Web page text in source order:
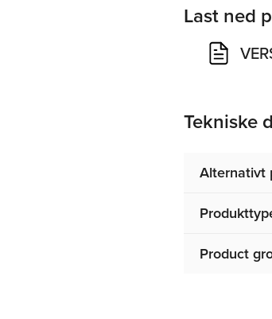
Last ned
Tekniske
Alternativt
Product